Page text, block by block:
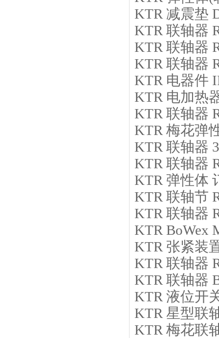
KTR 减震垫
KTR 联轴器
KTR 联轴器
KTR 联轴器
KTR 电器件
KTR 电加热
KTR 联轴器
KTR 梅花弹
KTR 联轴器
KTR 联轴器
KTR 弹性体
KTR 联轴节
KTR 联轴器
KTR BoWex
KTR 张紧装
KTR 联轴器
KTR 联轴器
KTR 液位开
KTR 星型联
KTR 梅花联